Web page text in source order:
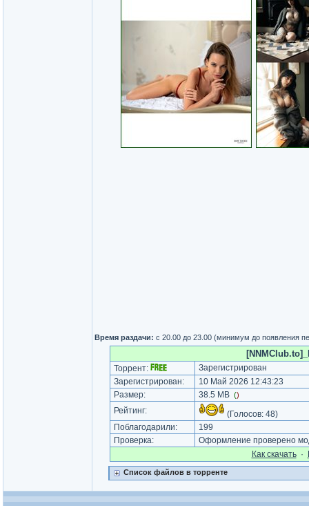
Время раздачи: с 20.00 до 23.00 (минимум до появления
Торрент:
Зарегистрирован
Зарегистрирован:
10 Май 2026 12:43:23
Размер:
38.5 MB ()
Рейтинг: (Голосов: 48)
Поблагодарили:
199
Проверка:
Оформление проверено
Как cкачать·
Список файлов в торренте